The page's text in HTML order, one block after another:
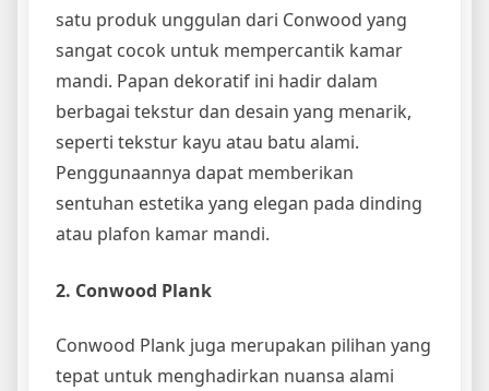
satu produk unggulan dari Conwood yang
sangat cocok untuk mempercantik kamar
mandi. Papan dekoratif ini hadir dalam
berbagai tekstur dan desain yang menarik,
seperti tekstur kayu atau batu alami.
Penggunaannya dapat memberikan
sentuhan estetika yang elegan pada dinding
atau plafon kamar mandi.
2. Conwood Plank
Conwood Plank juga merupakan pilihan yang
tepat untuk menghadirkan nuansa alami